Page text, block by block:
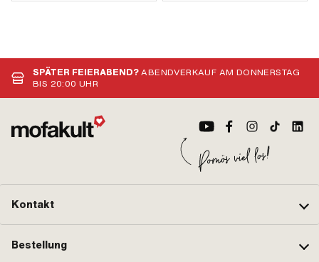
SPÄTER FEIERABEND?ABENDVERKAUF AM DONNERSTAG
BIS 20:00 UHR
Kontakt
Bestellung